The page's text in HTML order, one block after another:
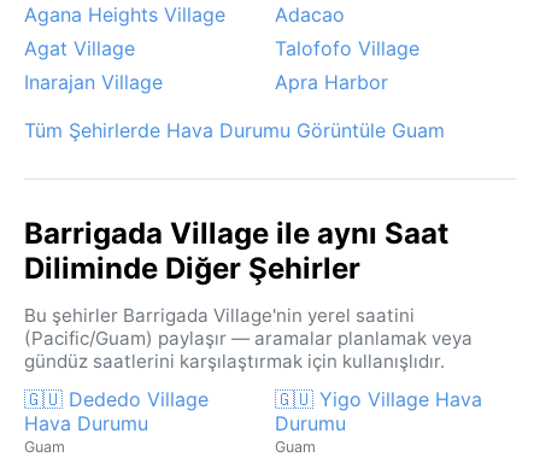
Agana Heights Village
Adacao
Agat Village
Talofofo Village
Inarajan Village
Apra Harbor
Tüm Şehirlerde Hava Durumu Görüntüle Guam
Barrigada Village ile aynı Saat
Diliminde Diğer Şehirler
Bu şehirler Barrigada Village'nin yerel saatini
(Pacific/Guam) paylaşır — aramalar planlamak veya
gündüz saatlerini karşılaştırmak için kullanışlıdır.
🇬🇺 Dededo Village
Hava Durumu
Guam
🇬🇺 Yigo Village Hava
Durumu
Guam